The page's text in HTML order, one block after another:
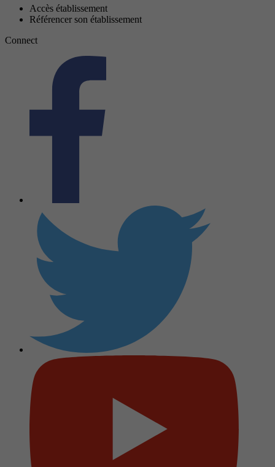
Accès établissement
Référencer son établissement
Connect